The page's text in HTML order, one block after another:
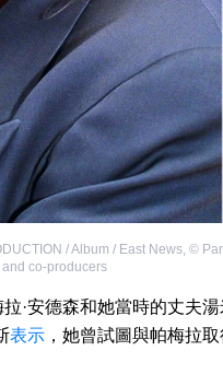
/ Album / East News, ©
co-producers
·安德森和她當時的丈夫
表示 ，她曾試圖與帕梅拉